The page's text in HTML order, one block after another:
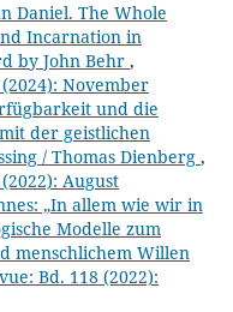
Daniel. The Whole
Incarnation in
by John Behr ,
November
und die
der geistlichen
/ Thomas Dienberg ,
August
„In allem wie wir in
Modelle zum
menschlichem Willen
Bd. 118 (2022):